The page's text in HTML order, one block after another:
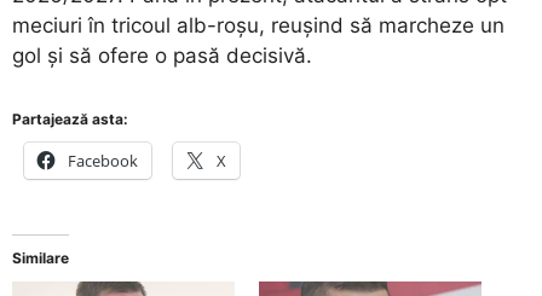
meciuri în tricoul alb-roșu, reușind să marcheze un
gol și să ofere o pasă decisivă.
Partajează asta:
Facebook X
Similare